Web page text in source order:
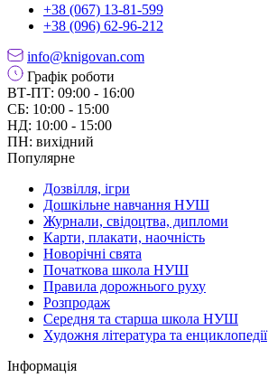
+38 (067) 13-81-599
+38 (096) 62-96-212
info@knigovan.com
Графік роботи
ВТ-ПТ: 09:00 - 16:00
СБ: 10:00 - 15:00
НД: 10:00 - 15:00
ПН: вихідний
Популярне
Дозвілля, ігри
Дошкільне навчання НУШ
Журнали, свідоцтва, дипломи
Карти, плакати, наочність
Новорічні свята
Початкова школа НУШ
Правила дорожнього руху
Розпродаж
Середня та старша школа НУШ
Художня література та енциклопедії
Інформація